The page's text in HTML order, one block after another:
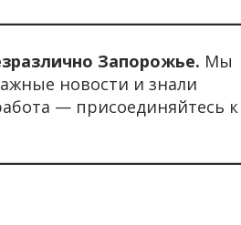
Запорожье. Мы
новости и знали
— присоединяйтесь к